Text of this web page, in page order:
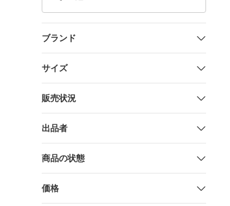
ブランド
サイズ
販売状況
出品者
商品の状態
価格